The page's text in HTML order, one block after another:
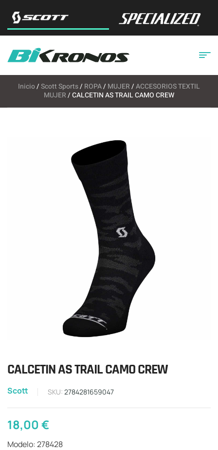
Inicio/Scott Sports/ ROPA/ MUJER/ACCESORIOS TEXTIL
MUJER/ CALCETIN AS TRAIL CAMO CREW
CALCETIN AS TRAIL CAMO CREW
Scott SKU: 2784281659047
18,00€
Modelo: 278428